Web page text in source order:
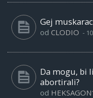
Gej
od CLODIO -
Da mogu, bi
abortirali?
od